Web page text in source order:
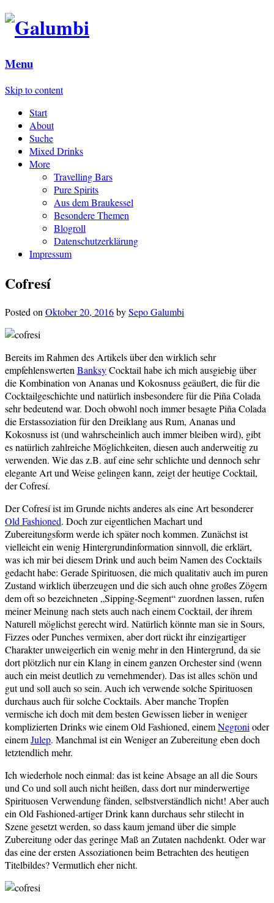
Menu
Skip to content
Start
About
Suche
Mixed Drinks
More
Travelling Bars
Pure Spirits
Aus dem Braukessel
Besondere Themen
Blogroll
Datenschutzerklärung
Impressum
Cofresí
Posted onOktober 20, 2016bySepo Galumbi
Bereits im Rahmen des Artikels über den wirklich sehr
empfehlenswertenBanksyCocktail habe ich mich ausgiebig über
die Kombination von Ananas und Kokosnuss geäußert, die für die
Cocktailgeschichte und natürlich insbesondere für die Piña Colada
sehr bedeutend war. Doch obwohl noch immer besagte Piña Colada
die Erstassoziation für den Dreiklang aus Rum, Ananas und
Kokosnuss ist (und wahrscheinlich auch immer bleiben wird), gibt
es natürlich zahlreiche Möglichkeiten, diesen auch anderweitig zu
verwenden. Wie das z.B. auf eine sehr schlichte und dennoch sehr
elegante Art und Weise gelingen kann, zeigt der heutige Cocktail,
der Cofresí.
Der Cofresí ist im Grunde nichts anderes als eine Art besonderer
Old Fashioned. Doch zur eigentlichen Machart und
Zubereitungsform werde ich später noch kommen. Zunächst ist
vielleicht ein wenig Hintergrundinformation sinnvoll, die erklärt,
was ich mir bei diesem Drink und auch beim Namen des Cocktails
gedacht habe: Gerade Spirituosen, die mich qualitativ auch im puren
Zustand wirklich überzeugen und die sich auch ohne großes Zögern
dem oft so bezeichneten „Sipping-Segment“ zuordnen lassen, rufen
meiner Meinung nach stets auch nach einem Cocktail, der ihrem
Naturell möglichst gerecht wird. Natürlich könnte man sie in Sours,
Fizzes oder Punches vermixen, aber dort rückt ihr einzigartiger
Charakter unweigerlich ein wenig mehr in den Hintergrund, da sie
dort plötzlich nur ein Klang in einem ganzen Orchester sind (wenn
auch ein meist deutlich zu vernehmender). Das ist alles schön und
gut und soll auch so sein. Auch ich verwende solche Spirituosen
durchaus auch für solche Cocktails. Aber manche Tropfen
vermische ich doch mit dem besten Gewissen lieber in weniger
komplizierten Drinks wie einem Old Fashioned, einemNegronioder
einemJulep. Manchmal ist ein Weniger an Zubereitung eben doch
letztendlich mehr.
Ich wiederhole noch einmal: das ist keine Absage an all die Sours
und Co und soll auch nicht heißen, dass dort nur minderwertige
Spirituosen Verwendung fänden, selbstverständlich nicht! Aber auch
ein Old Fashioned-artiger Drink kann durchaus sehr stilecht in
Szene gesetzt werden, so dass kaum jemand über die simple
Zubereitung oder das geringe Maß an Zutaten nachdenkt. Oder war
das eine der ersten Assoziationen beim Betrachten des heutigen
Titelbildes? Vermutlich eher nicht.